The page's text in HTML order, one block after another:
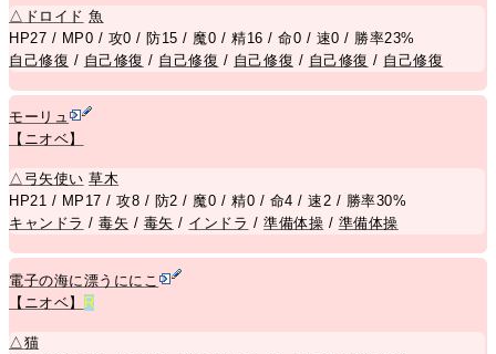
△ ドロイド 魚
HP27 / MP0 / 攻0 / 防15 / 魔0 / 精16 / 命0 / 速0 / 勝率23%
自己修復 / 自己修復 / 自己修復 / 自己修復 / 自己修復 / 自己修復
モーリュ
【ニオベ】
△ 弓矢使い 草木
HP21 / MP17 / 攻8 / 防2 / 魔0 / 精0 / 命4 / 速2 / 勝率30%
キャンドラ /毒矢 / 毒矢 / インドラ /準備体操 / 準備体操
電子の海に漂うににこ
【ニオベ】 R
△ 猫